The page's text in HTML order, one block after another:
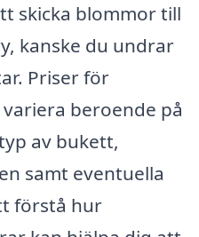
skicka blommor till
kanske du undrar
Priser för
beroende på
av bukett,
samt eventuella
förstå hur